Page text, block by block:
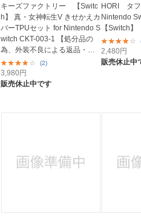
キーズファクトリー 【Switc
h】 真・女神転生V きせかえカ
バーTPUセット for Nintendo S
witch CKT-003-1 【処分品の
為、外装不良による返品・交
換...
(2)
3,980円
販売休止中です
HORI タフ
Nintendo
【Switch】
2,480円
販売休止中